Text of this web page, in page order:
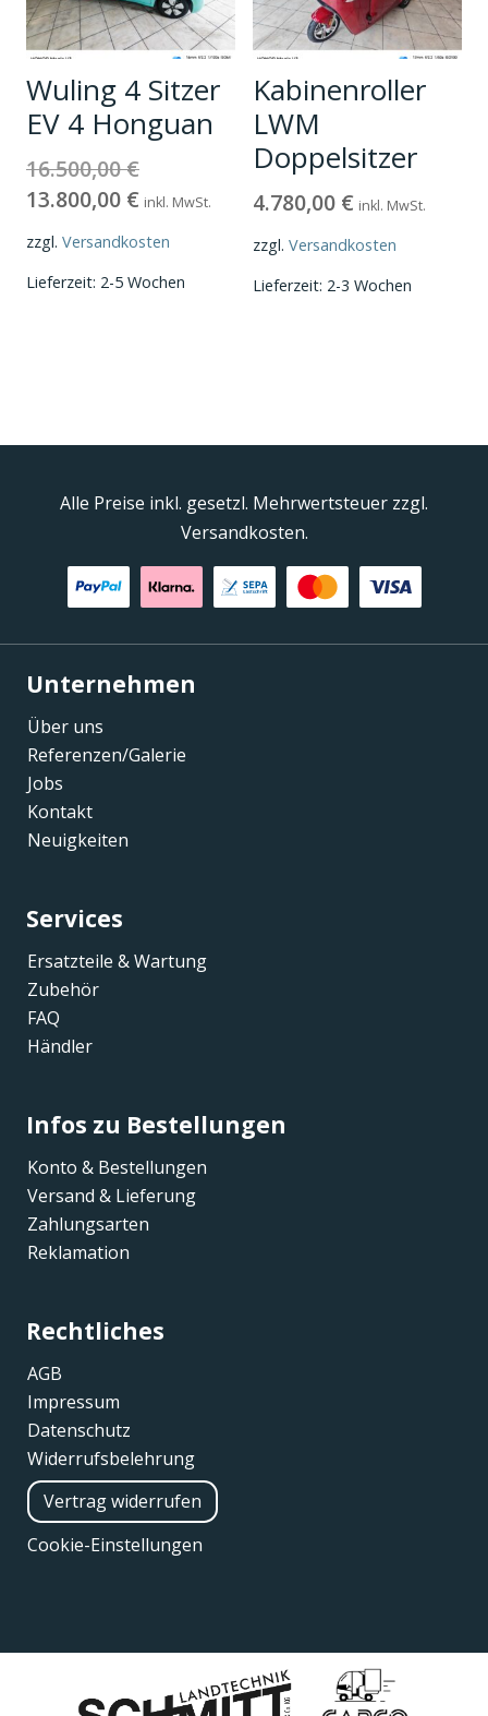
Wuling 4 Sitzer
EV 4 Honguan
16.500,00€Ursprünglicher
Preis
16.500,00 €
13.800,00 € Aktueller
ist:
13.800,00 €.
inkl. MwSt.
zzgl. Versandkosten
Lieferzeit: 2-5 Wochen
Kabinenroller
LWM
Doppelsitzer
4.780,00 € inkl. MwSt.
zzgl. Versandkosten
Lieferzeit: 2-3 Wochen
Alle Preise inkl. gesetzl. Mehrwertsteuer zzgl.
Versandkosten.
Unternehmen
Über uns
Referenzen/Galerie
Jobs
Kontakt
Neuigkeiten
Services
Ersatzteile & Wartung
Zubehör
FAQ
Händler
Infos zu Bestellungen
Konto & Bestellungen
Versand & Lieferung
Zahlungsarten
Reklamation
Rechtliches
AGB
Impressum
Datenschutz
Widerrufsbelehrung
Vertrag widerrufen
Cookie-Einstellungen